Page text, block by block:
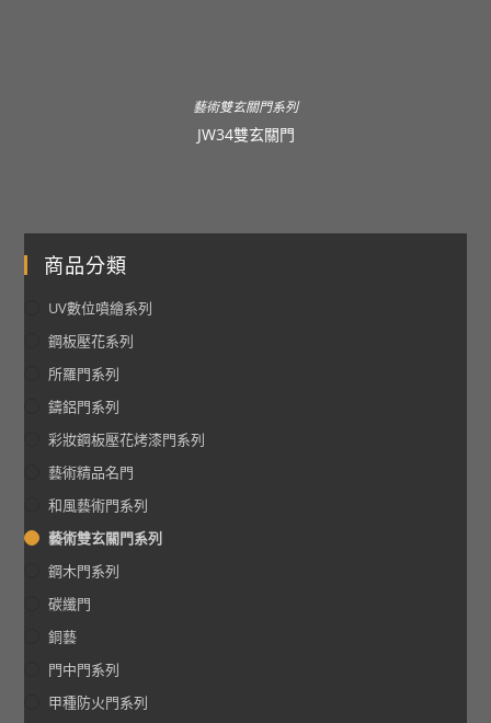
藝術雙玄關門系列
JW34雙玄關門
商品分類
UV數位噴繪系列
鋼板壓花系列
所羅門系列
鑄鋁門系列
彩妝鋼板壓花烤漆門系列
藝術精品名門
和風藝術門系列
藝術雙玄關門系列
鋼木門系列
碳纖門
銅藝
門中門系列
甲種防火門系列